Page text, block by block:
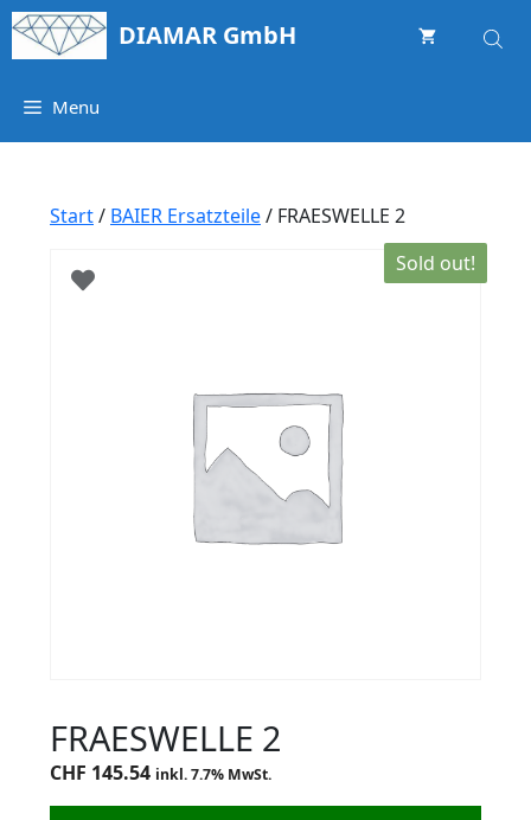
Springe
zum
DIAMAR GmbH
Menu
Start/ BAIER Ersatzteile/ FRAESWELLE 2
Sold out!
FRAESWELLE 2
CHF 145.54 inkl. 7.7% MwSt.